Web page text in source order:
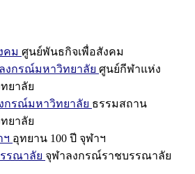
คม ศูนย์พันธกิจเพื่อสังคม
งกรณ์มหาวิทยาลัย ศูนย์กีฬาแห่ง
ยาลัย
กรณ์มหาวิทยาลัย ธรรมสถาน
ยาลัย
ฯ อุทยาน 100 ปี จุฬาฯ
รณาลัย จุฬาลงกรณ์ราชบรรณาลัย